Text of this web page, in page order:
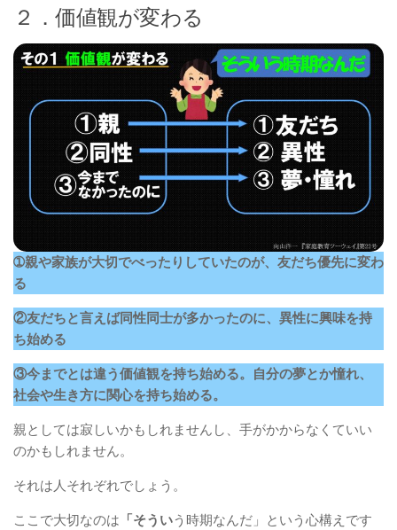
２．価値観が変わる
➀親や家族が大切でべったりしていたのが、友だち優先に変わ
る
②友だちと言えば同性同士が多かったのに、異性に興味を持
ち始める
③今までとは違う価値観を持ち始める。自分の夢とか憧れ、
社会や生き方に関心を持ち始める。
親としては寂しいかもしれませんし、手がかからなくていい
のかもしれません。
それは人それぞれでしょう。
ここで大切なのは 「そういう時期なんだ」という心構えです